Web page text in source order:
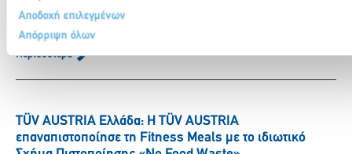
Αποδοχή επιλεγμένων
Απόρριψη όλων
μέσω της Ευρωπαϊκής Κάρτας Νέων
6 Αυγούστου 2026
Περισσότερα
TÜV AUSTRIA Ελλάδα: Η TÜV AUSTRIA
επαναπιστοποίησε τη Fitness Meals με το ιδιωτικό